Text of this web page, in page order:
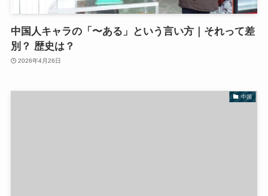
中国人キャラの「〜ある」という言い方｜それって差
別？ 歴史は？
2026年4月26日
中国